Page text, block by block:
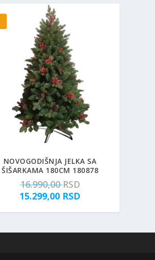
NOVOGODIŠNJA JELKA SA
ŠIŠARKAMA 180CM 180878
16.990,00RSDO
r
i
15.299,00 RSD
n